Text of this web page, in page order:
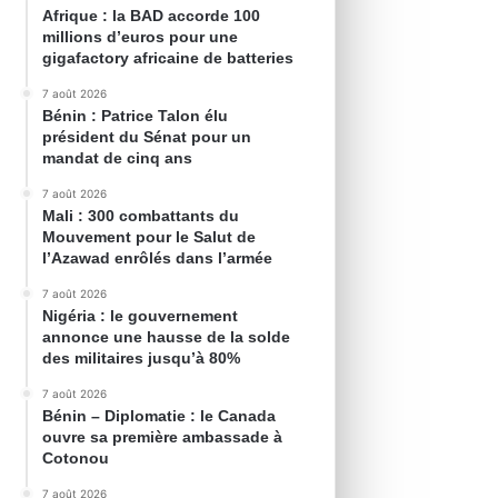
Afrique : la BAD accorde 100
millions d’euros pour une
gigafactory africaine de batteries
7 août 2026
Bénin : Patrice Talon élu
président du Sénat pour un
mandat de cinq ans
7 août 2026
Mali : 300 combattants du
Mouvement pour le Salut de
l’Azawad enrôlés dans l’armée
7 août 2026
Nigéria : le gouvernement
annonce une hausse de la solde
des militaires jusqu’à 80%
7 août 2026
Bénin – Diplomatie : le Canada
ouvre sa première ambassade à
Cotonou
7 août 2026